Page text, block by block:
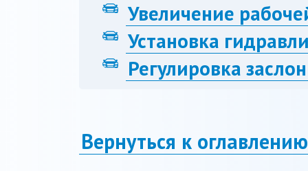
Увеличение
Установка
Регулировка
Вернуться к оглавлению